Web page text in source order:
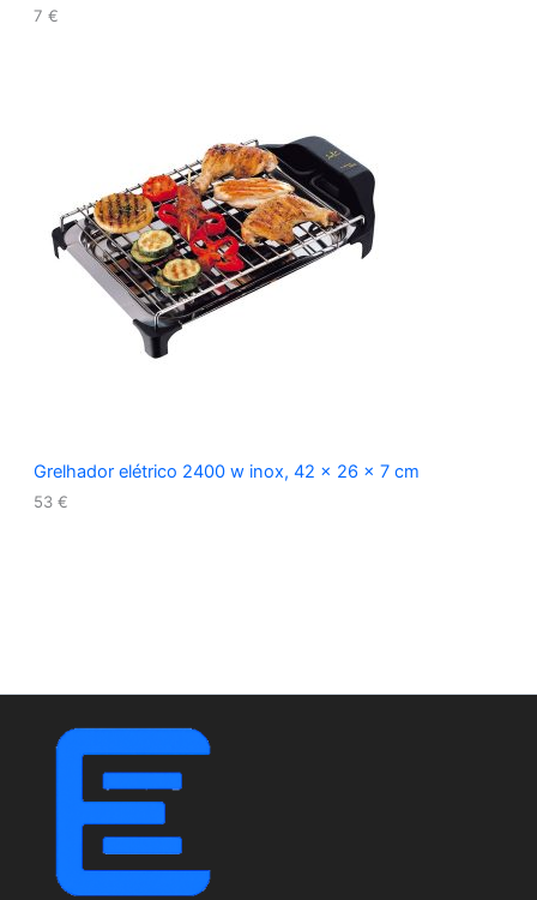
7 €
Grelhador elétrico 2400 w inox, 42 x 26 x 7 cm
53 €